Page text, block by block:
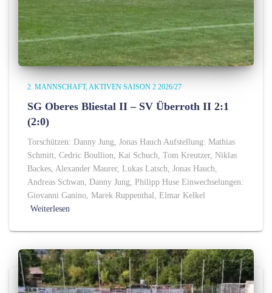
2. MANNSCHAFT AKTIVEN SAISON 2 2026/27
SG Oberes Bliestal II – SV Überroth II 2:1
(2:0)
Torschützen: Danny Jung, Jonas Hauch Aufstellung: Mathias
Schmitt, Cedric Boullion, Kai Schuch, Tom Kreutzer, Niklas
Backes, Alexander Maurer, Lukas Latsch, Jonas Hauch,
Andreas Schwan, Danny Jung, Philipp Huse Einwechselungen:
Giovanni Ganino, Marek Ruppenthal, Elmar Kelkel
Weiterlesen